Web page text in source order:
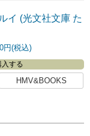
イ (光文社文庫 た
円(税込)
する
HMV&BOOKS